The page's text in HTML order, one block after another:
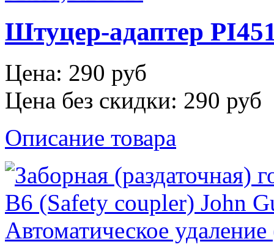
Штуцер-адаптер
Цена: 290 руб
Цена без скидки: 290 руб
Описание товара